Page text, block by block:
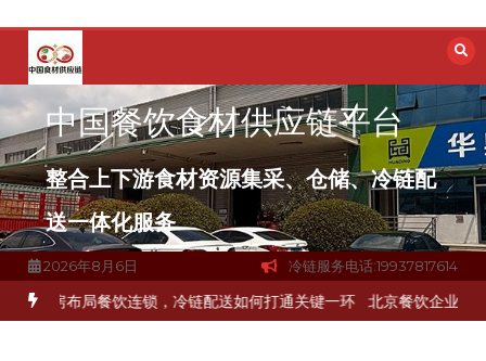
容
中国餐饮食材供应链平台
整合上下游食材资源集采、仓储、冷链配
送一体化服务
2026年8月6日 冷链服务电话:19937817614
材流通难题？ 杭州中央厨房布局餐饮连锁，冷链配送如何打通关键一